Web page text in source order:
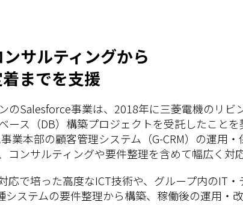
サルティングから
までを支援
のSalesforce事業は、2018年に三菱電機のリビ
ス（DB）構築プロジェクトを受託したことを
業本部の顧客管理システム（G-CRM）の運用
ンサルティングや要件整理を含めて幅広く対
応で培った高度なICT技術や、グループ内のIT
ステムの要件整理から構築、稼働後の運用・